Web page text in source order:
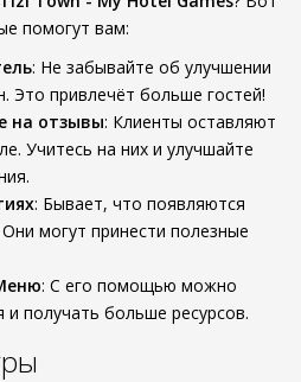
помогут вам:
: Не забывайте об улучшении
Это привлечёт больше гостей!
на отзывы: Клиенты оставляют
Учитесь на них и улучшайте
: Бывает, что появляются
могут принести полезные
: С его помощью можно
и получать больше ресурсов.